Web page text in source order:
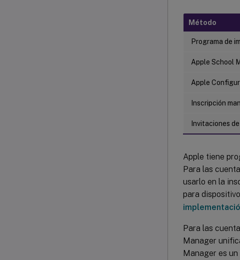
Método
Programa de
Apple School
Apple
Inscripción
Invitaciones
Apple tiene
Para las
usarlo en la
para
Para las
Manager
Manager es